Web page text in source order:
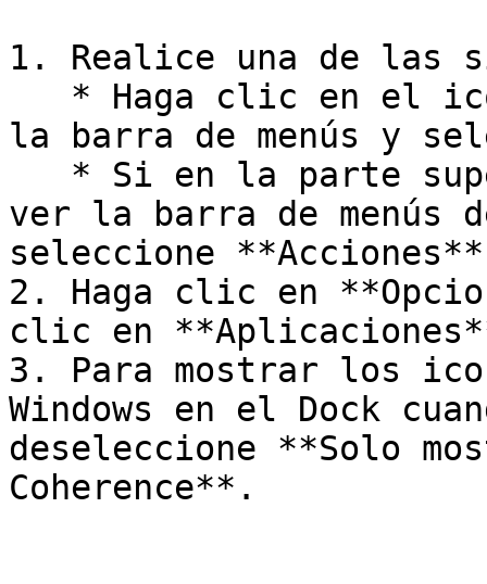
1. Realice una de las
la barra de menús y
ver la barra de menús
seleccione
2. Haga clic en
clic en
3. Para mostrar los
Windows en el Dock
deseleccione **Solo
Coherence**.